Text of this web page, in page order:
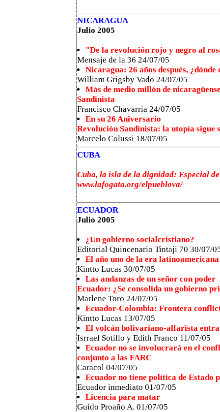
NICARAGUA
Julio 2005
"De la revolución rojo y negro al
Mensaje de la 36 24/07/05
Nicaragua: 26 años después,
William Grigsby Vado 24/07/05
Más de medio millón de
Sandinista
Francisco Chavarria 24/07/05
En su 26 Aniversario
Revolución Sandinista: la utopía sigue
Marcelo Colussi 18/07/05
CUBA
Cuba, la isla de la dignidad: Especial
www.lafogata.org/elpueblova/
ECUADOR
Julio 2005
¿Un gobierno socialcristiano?
Editorial Quincenario Tintaji 70 30/07/
El año uno de la era latinoamericana
Kintto Lucas 30/07/05
Las andanzas de un señor con poder
Ecuador: ¿Se consolida un gobierno
Marlene Toro 24/07/05
Ecuador-Colombia: Frontera
Kintto Lucas 13/07/05
El volcán bolivariano-alfarista entra
Isrrael Sotillo y Edith Franco 11/07/05
Ecuador no se involucrará en el
conjunto a las FARC
Caracol 04/07/05
Ecuador no tiene política de Estado
Ecuador inmediato 01/07/05
Licencia para matar
Guido Proaño A. 01/07/05